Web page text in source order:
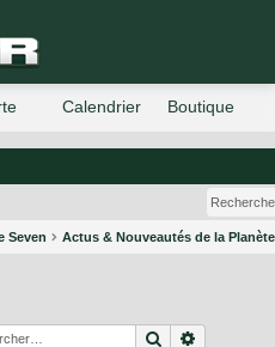
Seven Actus & Nouveautés de la
Rechercher